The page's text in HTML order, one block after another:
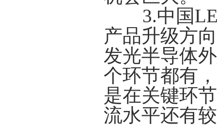
3.中国
产品升级方
发光半导体
个环节都有
是在关键环
流水平还有